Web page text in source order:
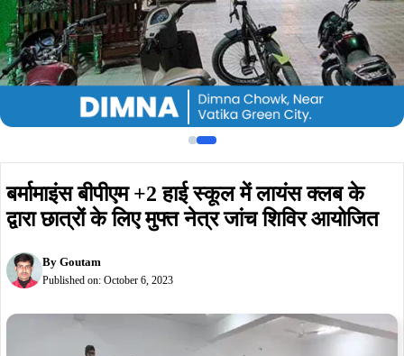
बर्मामाइंस बीपीएम +2 हाई स्कूल में लायंस क्लब के
द्वारा छात्रों के लिए मुफ्त नेत्र जांच शिविर आयोजित
By Goutam
Published on: October 6, 2023